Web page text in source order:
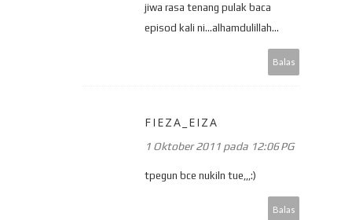
jiwa rasa tenang pulak baca
episod kali ni...alhamdulillah...
Balas
FIEZA_EIZA
1 Oktober 2011 pada 12:06 PG
tpegun bce nukiln tue,,,:)
Balas